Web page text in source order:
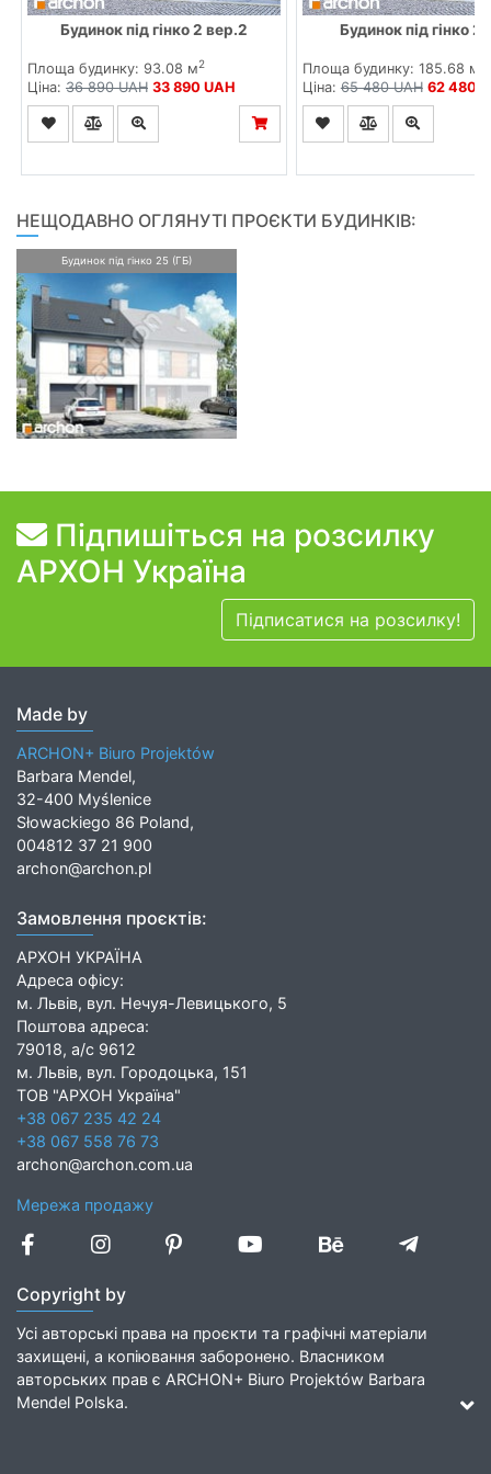
Будинок під гінко 2 вер.2
Площа будинку: 93.08 м2
Ціна: 36 890 UAH 33 890 UAH
Будинок під гінко 2
Площа будинку: 185.68 м
Ціна:65 480 UAH 62 480
НЕЩОДАВНО ОГЛЯНУТІ ПРОЄКТИ БУДИНКІВ:
Будинок під гінко 25 (ГБ)
Підпишіться на розсилку
АРХОН Україна
Підписатися на розсилку!
Made by
ARCHON+ Biuro Projektów
Barbara Mendel,
32-400 Myślenice
Słowackiego 86 Poland,
004812 37 21 900
archon@archon.pl
Замовлення проєктів:
АРХОН УКРАЇНА
Адреса офісу:
м. Львів, вул. Нечуя-Левицького, 5
Поштова адреса:
79018, а/с 9612
м. Львів, вул. Городоцька, 151
ТОВ "АРХОН Україна"
+38 067 235 42 24
+38 067 558 76 73
archon@archon.com.ua
Мережа продажу
Copyright by
Усі авторські права на проєкти та графічні матеріали
захищені, а копіювання заборонено. Власником
авторських прав є ARCHON+ Biuro Projektów Barbara
Mendel Polska.